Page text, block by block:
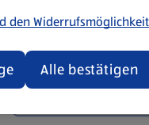
Wie
den
Alle bestätigen